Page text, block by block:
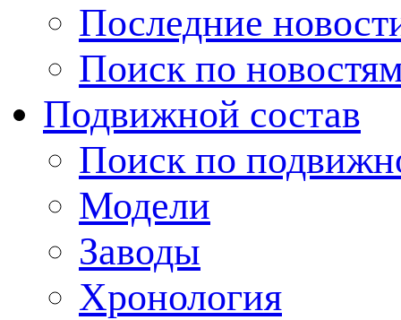
Последние
Поиск по
Подвижной состав
Поиск по
Модели
Заводы
Хронология